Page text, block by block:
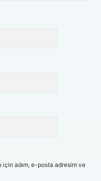
için adım, e-posta adresim ve